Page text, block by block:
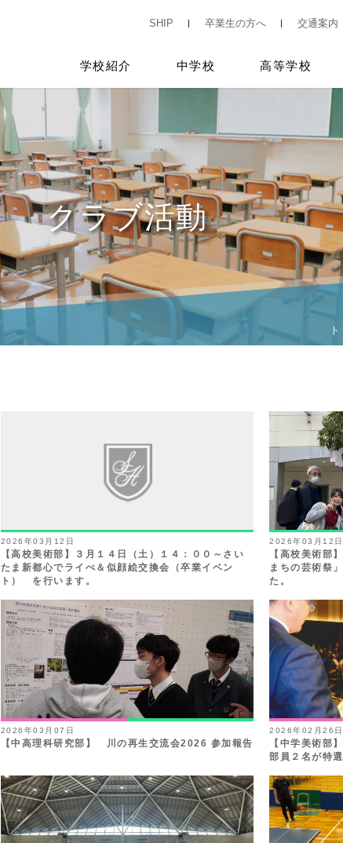
SHIP 卒業生の方へ 交通案内
学校紹介 中学校 高等学校
クラブ活動
2026年03月12日
【高校美術部】３月１４日（土）１４：００～さい
たま新都心でライぺ＆似顔絵交換会（卒業イベン
ト） を行います。
2026年03月12日
【高校美術部
まちの芸術祭
た。
2026年03月07日
【中高理科研究部】 川の再生交流会2026 参加報告
2026年02月26日
【中学美術部
部員２名が特